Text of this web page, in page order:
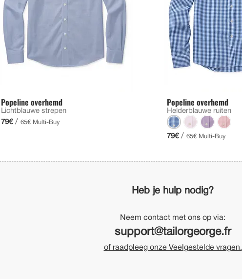
Popeline overhemd
Lichtblauwe strepen
79€ / 65€ Multi-Buy
Popeline overhemd
Helderblauwe ruiten
79€ / 65€ Multi-Buy
Heb je hulp nodig?
Neem contact met ons op via:
support@tailorgeorge.fr
of raadpleeg onze Veelgestelde vragen.